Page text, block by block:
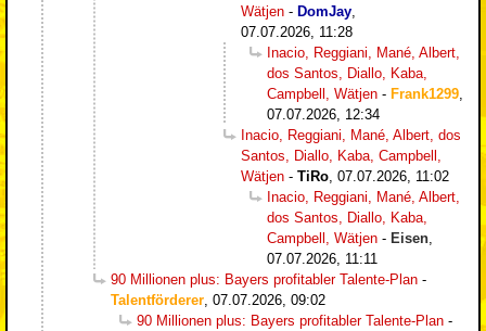
Wätjen - DomJay
07.07.2026, 11:28
Inacio, Reggiani, Mané, Albert,
dos Santos, Diallo, Kaba,
Campbell, Wätjen - Frank1299
07.07.2026, 12:34
Inacio, Reggiani, Mané, Albert, dos
Santos, Diallo, Kaba, Campbell,
Wätjen - TiRo 07.07.2026, 11:02
Inacio, Reggiani, Mané, Albert,
dos Santos, Diallo, Kaba,
Campbell, Wätjen - Eisen
07.07.2026, 11:11
90 Millionen plus: Bayers profitabler Talente-Plan -
Talentförderer 07.07.2026, 09:02
90 Millionen plus: Bayers profitabler Talente-Plan -